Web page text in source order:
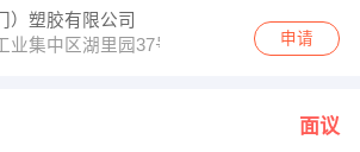
）塑胶有限公司
业集中区湖里园37号（合则约见，请勿访）
申请
面议